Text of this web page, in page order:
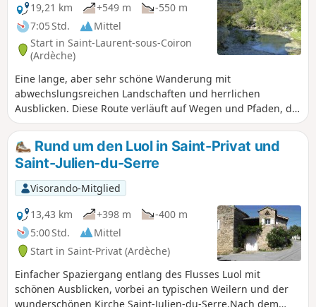
19,21 km
+549 m
-550 m
7:05 Std.
Mittel
Start in Saint-Laurent-sous-Coiron
(Ardèche)
Eine lange, aber sehr schöne Wanderung mit
abwechslungsreichen Landschaften und herrlichen
Ausblicken. Diese Route verläuft auf Wegen und Pfaden, die
von Schluchten zu kleinen Furten und zahlreichen kleinen
Bächen führen, die überquert werden müssen. Beachten
Sie jedoch, dass einige Abschnitte der Route nicht markiert
sind und gute Kenntnisse in Kartografie und Orientierung
erfordern.
Rund um den Luol in Saint-Privat und
Saint-Julien-du-Serre
Visorando-Mitglied
13,43 km
+398 m
-400 m
5:00 Std.
Mittel
Start in Saint-Privat (Ardèche)
Einfacher Spaziergang entlang des Flusses Luol mit
schönen Ausblicken, vorbei an typischen Weilern und der
wunderschönen Kirche Saint-Julien-du-Serre.Nach dem